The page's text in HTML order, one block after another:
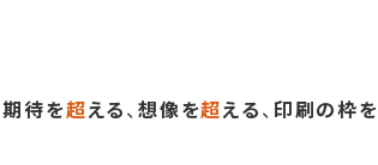
期待を超える、想像を超える、 印刷の枠を